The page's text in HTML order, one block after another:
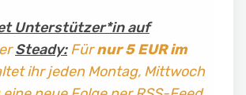
Unterstützer*in auf
Steady:Fürnur 5 EUR im
ihr jeden Montag, Mittwoch